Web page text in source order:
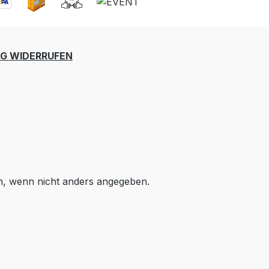
WIDERRUFEN
wenn nicht anders angegeben.